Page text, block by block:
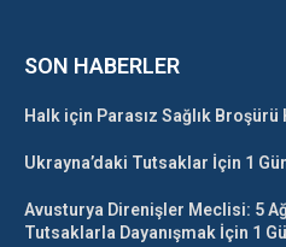
SON HABERLER
Halk için Parasız Sağlık Broşürü
Ukrayna’daki Tutsaklar İçin 1
Avusturya Direnişler Meclisi: 5
Tutsaklarla Dayanışmak İçin 1